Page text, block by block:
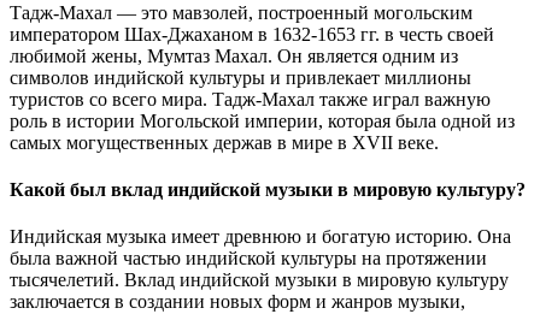
Тадж-Махал — это мавзолей, построенный могольским
императором Шах-Джаханом в 1632-1653 гг. в честь своей
любимой жены, Мумтаз Махал. Он является одним из
символов индийской культуры и привлекает миллионы
туристов со всего мира. Тадж-Махал также играл важную
роль в истории Могольской империи, которая была одной из
самых могущественных держав в мире в XVII веке.
Какой был вклад индийской музыки в мировую культуру?
Индийская музыка имеет древнюю и богатую историю. Она
была важной частью индийской культуры на протяжении
тысячелетий. Вклад индийской музыки в мировую культуру
заключается в создании новых форм и жанров музыки,